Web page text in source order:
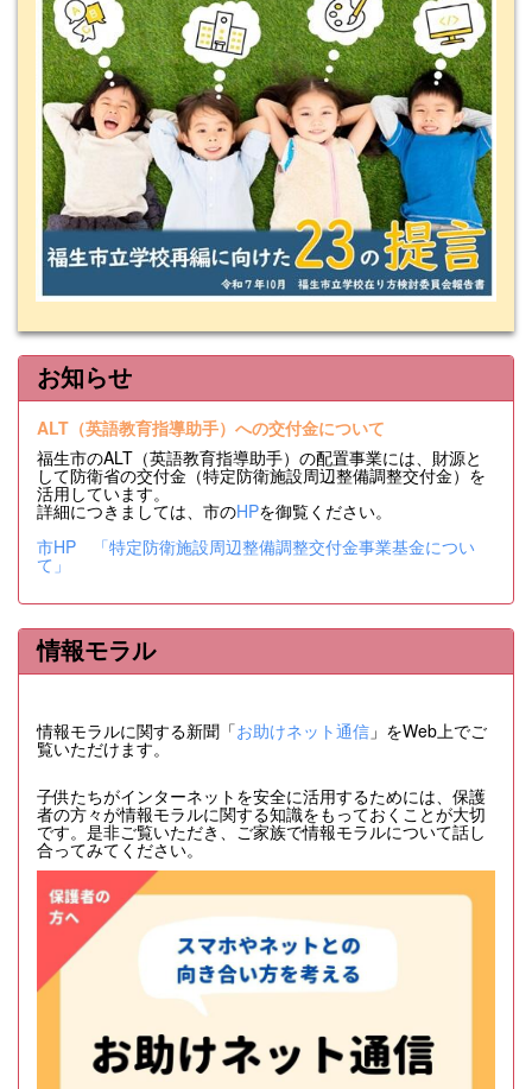
お知らせ
ALT（英語教育指導助手）への交付金について
福生市のALT（英語教育指導助手）の配置事業には、財源と
して防衛省の交付金（特定防衛施設周辺整備調整交付金）を
活用しています。
詳細につきましては、市のHPを御覧ください。
市HP 「特定防衛施設周辺整備調整交付金事業基金につい
て」
情報モラル
情報モラルに関する新聞「お助けネット通信 」をWeb上でご
覧いただけます。
子供たちがインターネットを安全に活用するためには、保護
者の方々が情報モラルに関する知識をもっておくことが大切
です。是非ご覧いただき、ご家族で情報モラルについて話し
合ってみてください。